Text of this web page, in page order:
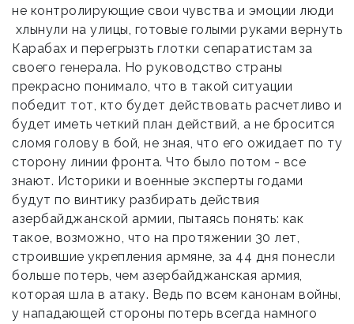
не контролирующие свои чувства и эмоции люди
хлынули на улицы, готовые голыми руками вернуть
Карабах и перегрызть глотки сепаратистам за
своего генерала. Но руководство страны
прекрасно понимало, что в такой ситуации
победит тот, кто будет действовать расчетливо и
будет иметь четкий план действий, а не бросится
сломя голову в бой, не зная, что его ожидает по ту
сторону линии фронта. Что было потом - все
знают. Историки и военные эксперты годами
будут по винтику разбирать действия
азербайджанской армии, пытаясь понять: как
такое, возможно, что на протяжении 30 лет,
строившие укрепления армяне, за 44 дня понесли
больше потерь, чем азербайджанская армия,
которая шла в атаку. Ведь по всем канонам войны,​
у нападающей стороны потерь всегда намного